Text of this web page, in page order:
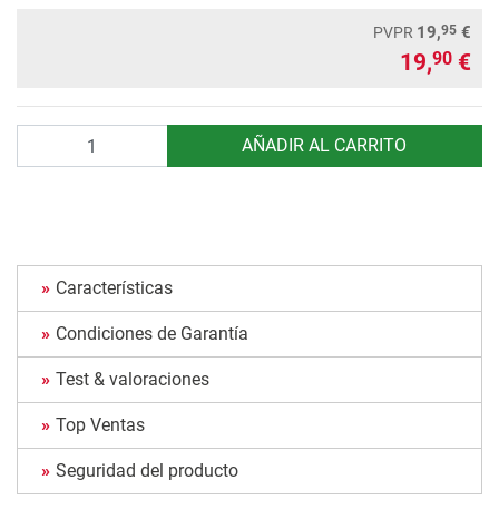
PVPR 19,95 €
19,90 €
AÑADIR AL CARRITO
Características
Condiciones de Garantía
Test & valoraciones
Top Ventas
Seguridad del producto